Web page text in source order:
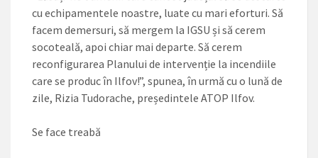
cu echipamentele noastre, luate cu mari eforturi. Să
facem demersuri, să mergem la IGSU și să cerem
socoteală, apoi chiar mai departe. Să cerem
reconfigurarea Planului de intervenție la incendiile
care se produc în Ilfov!”, spunea, în urmă cu o lună de
zile, Rizia Tudorache, președintele ATOP Ilfov.
Se face treabă